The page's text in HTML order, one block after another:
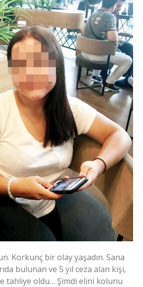
Korkunç bir olay yaşadın. Sana
bulunan ve 5 yıl ceza alan kişi,
tahliye oldu… Şimdi elini kolunu